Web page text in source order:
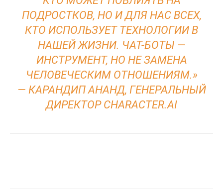
ПОДРОСТКОВ, НО И ДЛЯ НАС ВСЕХ,
КТО ИСПОЛЬЗУЕТ ТЕХНОЛОГИИ В
НАШЕЙ ЖИЗНИ. ЧАТ-БОТЫ —
ИНСТРУМЕНТ, НО НЕ ЗАМЕНА
ЧЕЛОВЕЧЕСКИМ ОТНОШЕНИЯМ.»
— КАРАНДИП АНАНД, ГЕНЕРАЛЬНЫЙ
ДИРЕКТОР CHARACTER.AI